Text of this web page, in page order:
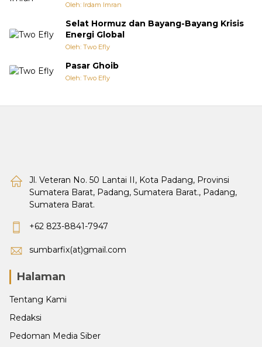
Oleh: Irdam Imran
Selat Hormuz dan Bayang-Bayang Krisis
Energi Global
Oleh: Two Efly
Pasar Ghoib
Oleh: Two Efly
Jl. Veteran No. 50 Lantai II, Kota Padang, Provinsi
Sumatera Barat, Padang, Sumatera Barat., Padang,
Sumatera Barat.
+62 823-8841-7947
sumbarfix(at)gmail.com
Halaman
Tentang Kami
Redaksi
Pedoman Media Siber